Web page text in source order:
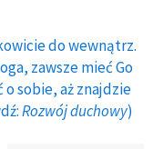
do wewnątrz.
zawsze mieć Go
sobie, aż znajdzie
Rozwój duchowy)